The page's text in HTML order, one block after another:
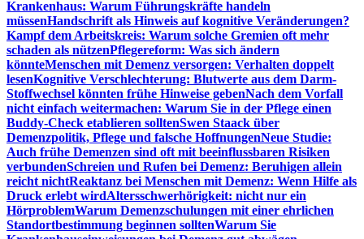
Krankenhaus: Warum Führungskräfte handeln
müssenHandschrift als Hinweis auf kognitive Veränderungen?
Kampf dem Arbeitskreis: Warum solche Gremien oft mehr
schaden als nützenPflegereform: Was sich ändern
könnteMenschen mit Demenz versorgen: Verhalten doppelt
lesenKognitive Verschlechterung: Blutwerte aus dem Darm-
Stoffwechsel könnten frühe Hinweise gebenNach dem Vorfall
nicht einfach weitermachen: Warum Sie in der Pflege einen
Buddy-Check etablieren solltenSwen Staack über
Demenzpolitik, Pflege und falsche HoffnungenNeue Studie:
Auch frühe Demenzen sind oft mit beeinflussbaren Risiken
verbundenSchreien und Rufen bei Demenz: Beruhigen allein
reicht nichtReaktanz bei Menschen mit Demenz: Wenn Hilfe als
Druck erlebt wirdAltersschwerhörigkeit: nicht nur ein
HörproblemWarum Demenzschulungen mit einer ehrlichen
Standortbestimmung beginnen solltenWarum Sie